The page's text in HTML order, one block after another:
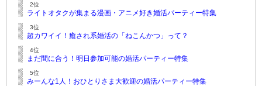
2位
ライトオタクが集まる漫画・アニメ好き婚活パーティー特集
3位
超カワイイ！癒され系婚活の「ねこんかつ」って？
4位
まだ間に合う！明日参加可能の婚活パーティー特集
5位
みーんな1人！おひとりさま大歓迎の婚活パーティー特集